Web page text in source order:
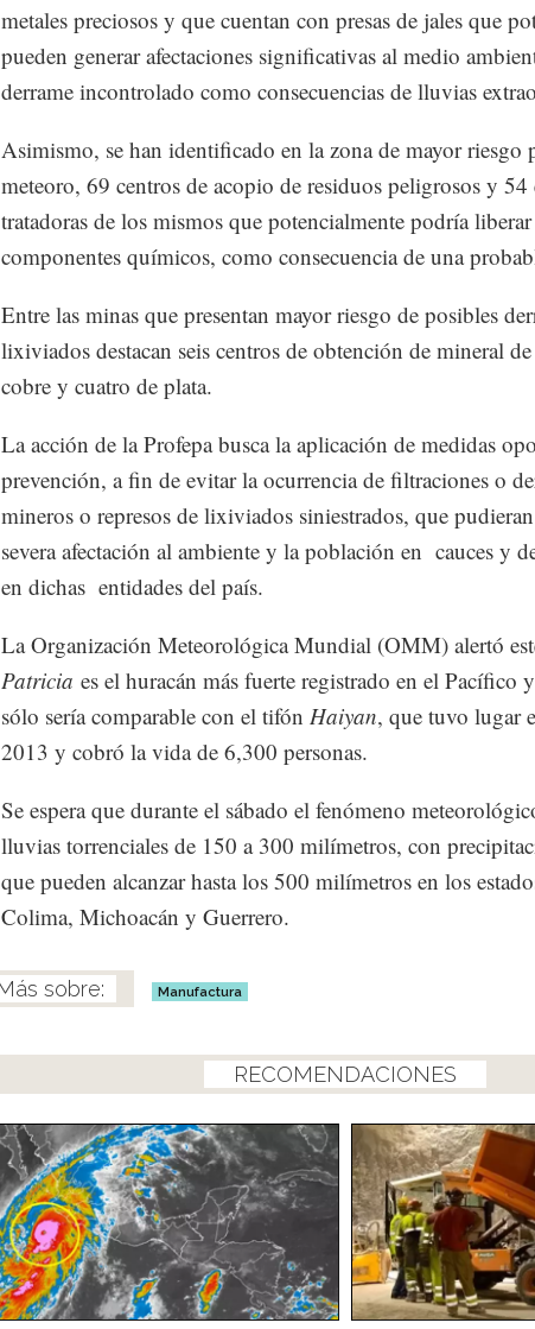
metales preciosos y que cuentan con presas de jales que
pueden generar afectaciones significativas al medio
derrame incontrolado como consecuencias de lluvias
Asimismo, se han identificado en la zona de mayor riesgo
meteoro, 69 centros de acopio de residuos peligrosos y 54
tratadoras de los mismos que potencialmente podría liberar
componentes químicos, como consecuencia de una
Entre las minas que presentan mayor riesgo de posibles
lixiviados destacan seis centros de obtención de mineral
cobre y cuatro de plata.
La acción de la Profepa busca la aplicación de medidas
prevención, a fin de evitar la ocurrencia de filtraciones o
mineros o represos de lixiviados siniestrados, que
severa afectación al ambiente y la población en cauces y
en dichas entidades del país.
La Organización Meteorológica Mundial (OMM) alertó
Patricia es el huracán más fuerte registrado en el Pacífico
sólo sería comparable con el tifón Haiyan, que tuvo lugar
2013 y cobró la vida de 6,300 personas.
Se espera que durante el sábado el fenómeno
lluvias torrenciales de 150 a 300 milímetros, con
que pueden alcanzar hasta los 500 milímetros en los
Colima, Michoacán y Guerrero.
Manufactura
RECOMENDACIONES